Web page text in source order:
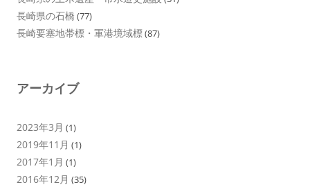
長崎県の石橋 (77)
長崎要塞地帯標・軍港境域標(87)
アーカイブ
2023年3月 (1)
2019年11月 (1)
2017年1月 (1)
2016年12月 (35)